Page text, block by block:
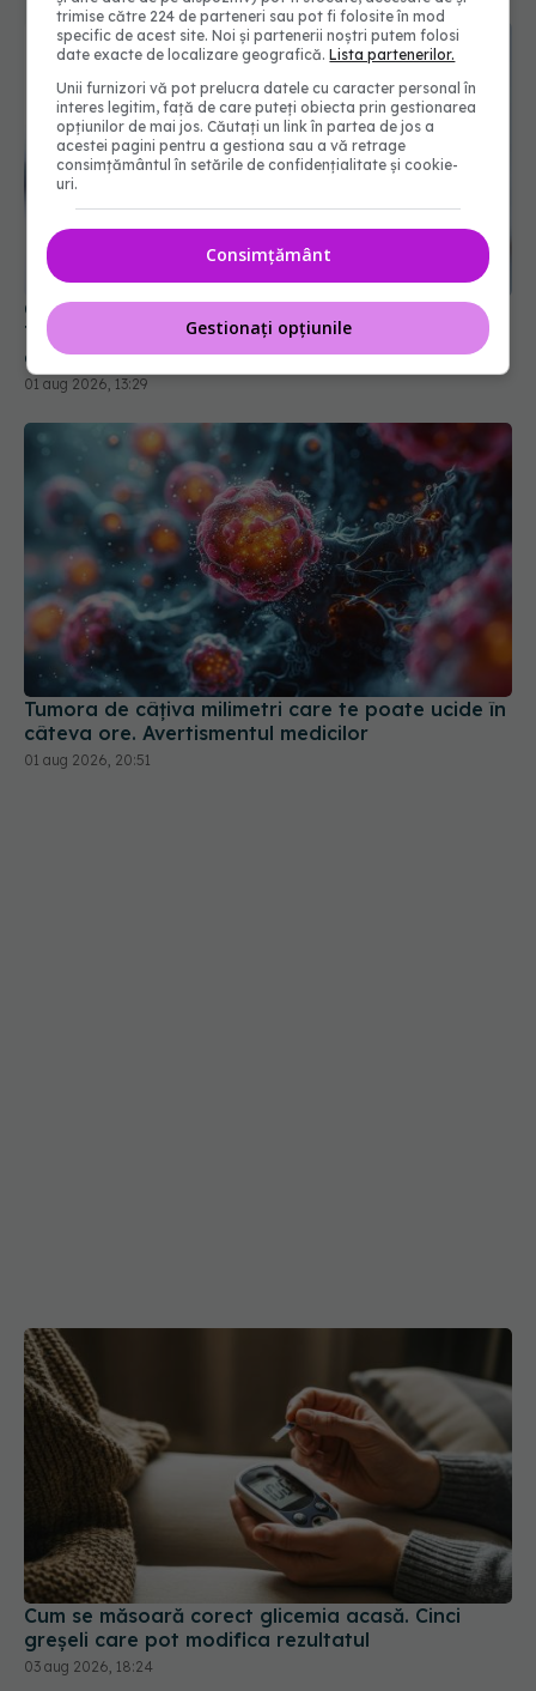
Testul simplu care poate salva vieți înainte să
apară simptomele cancerului pulmonar
Tumora de câțiva milimetri care te poate ucide în
câteva ore. Avertismentul medicilor
01 aug 2026, 20:51
Cum se măsoară corect glicemia acasă. Cinci
greșeli care pot modifica rezultatul
03 aug 2026, 18:24
trimise către 224 de parteneri sau pot fi folosite în mod
specific de acest site. Noi și partenerii noștri putem folosi
date exacte de localizare geografică.Lista partenerilor.
Unii furnizori vă pot prelucra datele cu caracter personal în
interes legitim, față de care puteți obiecta prin gestionarea
opțiunilor de mai jos. Căutați un link în partea de jos a
acestei pagini pentru a gestiona sau a vă retrage
consimțământul în setările de confidențialitate și cookie-
uri.
Consimțământ
Gestionați opțiunile